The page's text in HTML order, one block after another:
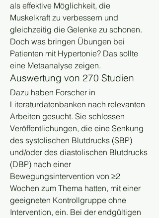
als effektive Möglichkeit, die
Muskelkraft zu verbessern und
gleichzeitig die Gelenke zu schonen.
Doch was bringen Übungen bei
Patienten mit Hypertonie? Das sollte
eine Metaanalyse zeigen.
Auswertung von 270 Studien
Dazu haben Forscher in
Literaturdatenbanken nach relevanten
Arbeiten gesucht. Sie schlossen
Veröffentlichungen, die eine Senkung
des systolischen Blutdrucks (SBP)
und/oder des diastolischen Blutdrucks
(DBP) nach einer
Bewegungsintervention von ≥2
Wochen zum Thema hatten, mit einer
geeigneten Kontrollgruppe ohne
Intervention, ein. Bei der endgültigen